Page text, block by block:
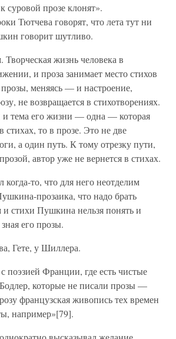
суровой прозе клонят».
Тютчева говорят, что лета тут ни
говорит шутливо.
Творческая жизнь человека в
и проза занимает место стихов
меняясь — и настроение,
не возвращается в стихотворениях.
и тема его жизни — одна — которая
стихах, то в прозе. Это не две
а один путь. К тому отрезку пути,
автор уже не вернется в стихах.
когда-то, что для него неотделим
прозаика, что надо брать
стихи Пушкина нельзя понять и
его прозы.
Гете, у Шиллера.
поэзией Франции, где есть чистые
которые не писали прозы —
французская живопись тех времен
например»[79].